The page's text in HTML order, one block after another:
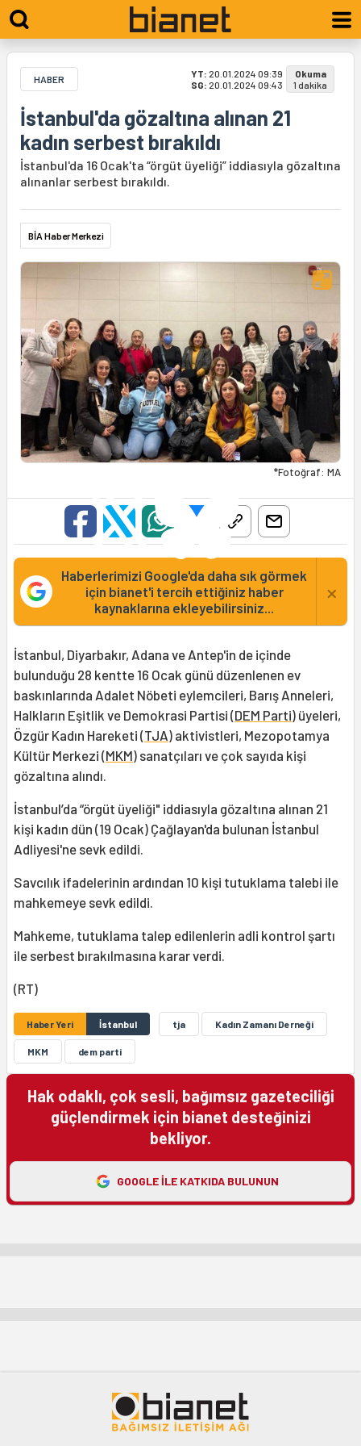
HABER YT: 20.01.2024 09:39
SG: 20.01.2024 09:43
Okuma
1 dakika
İstanbul'da gözaltına alınan 21
kadın serbest bırakıldı
İstanbul'da 16 Ocak'ta “örgüt üyeliği” iddiasıyla gözaltına
alınanlar serbest bırakıldı.
BİA Haber Merkezi
*Fotoğraf: MA
Haberlerimizi Google'da daha sık görmek
için bianet'i tercih ettiğiniz haber
kaynaklarına ekleyebilirsiniz...
×
İstanbul, Diyarbakır, Adana ve Antep'in de içinde
bulunduğu 28 kentte 16 Ocak günü düzenlenen ev
baskınlarında Adalet Nöbeti eylemcileri, Barış Anneleri,
Halkların Eşitlik ve Demokrasi Partisi (DEM Parti) üyeleri,
Özgür Kadın Hareketi (TJA) aktivistleri, Mezopotamya
Kültür Merkezi (MKM) sanatçıları ve çok sayıda kişi
gözaltına alındı.
İstanbul’da “örgüt üyeliği" iddiasıyla gözaltına alınan 21
kişi kadın dün (19 Ocak) Çağlayan'da bulunan İstanbul
Adliyesi'ne sevk edildi.
Savcılık ifadelerinin ardından 10 kişi tutuklama talebi ile
mahkemeye sevk edildi.
Mahkeme, tutuklama talep edilenlerin adli kontrol şartı
ile serbest bırakılmasına karar verdi.
(RT)
Haber Yeri İstanbul tja Kadın Zamanı Derneği
MKM dem parti
Hak odaklı, çok sesli, bağımsız gazeteciliği
güçlendirmek için bianet desteğinizi
bekliyor.
GOOGLE ILE KATKIDA BULUNUN